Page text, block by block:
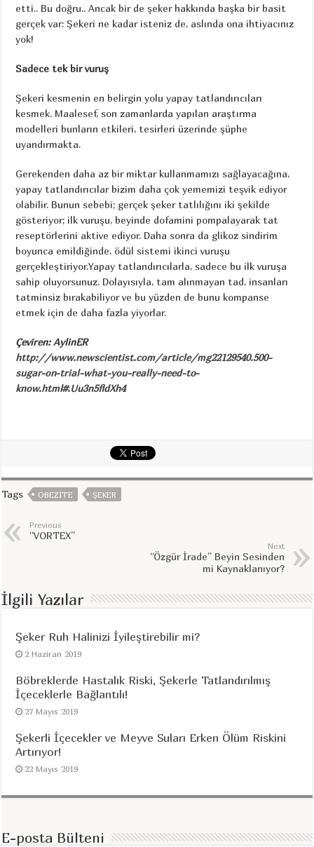
etti.. Bu doğru.. Ancak bir de şeker hakkında başka bir basit
gerçek var: Şekeri ne kadar isteniz de, aslında ona ihtiyacınız
yok!
Sadece tek bir vuruş
Şekeri kesmenin en belirgin yolu yapay tatlandırıcıları
kesmek. Maalesef, son zamanlarda yapılan araştırma
modelleri bunların etkileri, tesirleri üzerinde şüphe
uyandırmakta.
Gerekenden daha az bir miktar kullanmamızı sağlayacağına,
yapay tatlandırıcılar bizim daha çok yememizi teşvik ediyor
olabilir. Bunun sebebi; gerçek şeker tatlılığını iki şekilde
gösteriyor; ilk vuruşu, beyinde dofamini pompalayarak tat
reseptörlerini aktive ediyor. Daha sonra da glikoz sindirim
boyunca emildiğinde, ödül sistemi ikinci vuruşu
gerçekleştiriyor.Yapay tatlandırıcılarla, sadece bu ilk vuruşa
sahip oluyorsunuz. Dolayısıyla, tam alınmayan tad, insanları
tatminsiz bırakabiliyor ve bu yüzden de bunu kompanse
etmek için de daha fazla yiyorlar.
Çeviren: AylinER
http://www.newscientist.com/article/mg22129540.500-
sugar-on-trial-what-you-really-need-to-
know.html#.Uu3n5fldXh4
Tags OBEZITE ŞEKER
Previous
“VORTEX”
Next
“Özgür İrade” Beyin Sesinden
mi Kaynaklanıyor?
İlgili Yazılar
Şeker Ruh Halinizi İyileştirebilir mi?
2 Haziran 2019
Böbreklerde Hastalık Riski, Şekerle Tatlandırılmış
İçeceklerle Bağlantılı!
27 Mayıs 2019
Şekerli İçecekler ve Meyve Suları Erken Ölüm Riskini
Artırıyor!
22 Mayıs 2019
E-posta Bülteni